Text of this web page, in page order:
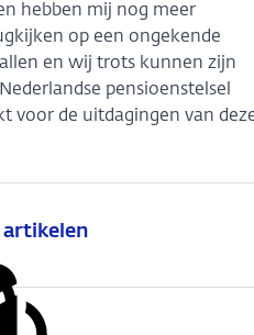
hebben mij nog meer
op een ongekende
en wij trots kunnen zijn
pensioenstelsel
voor de uitdagingen van
artikelen